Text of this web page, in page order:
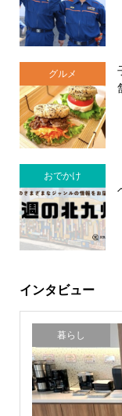
グルメ
おでかけ
インタビュー
暮らし